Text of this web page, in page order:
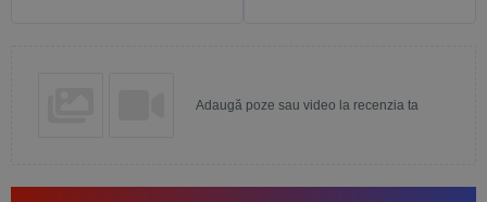
Adaugă poze sau video la recenzia ta